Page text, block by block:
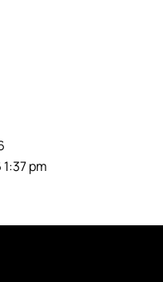
pm